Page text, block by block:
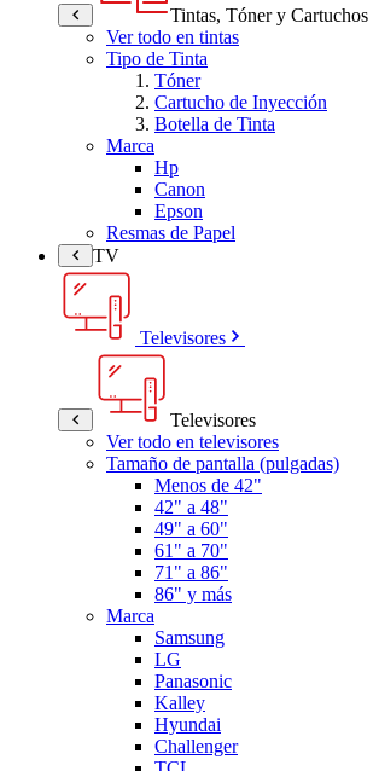
Tintas, Tóner y Cartuchos
Ver todo en tintas
Tipo de Tinta
Tóner
Cartucho de Inyección
Botella de Tinta
Marca
Hp
Canon
Epson
Resmas de Papel
TV
Televisores
Televisores
Ver todo en televisores
Tamaño de pantalla (pulgadas)
Menos de 42"
42" a 48"
49" a 60"
61" a 70"
71" a 86"
86" y más
Marca
Samsung
LG
Panasonic
Kalley
Hyundai
Challenger